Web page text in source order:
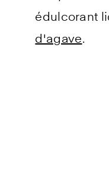
édulcorant
d'agave.